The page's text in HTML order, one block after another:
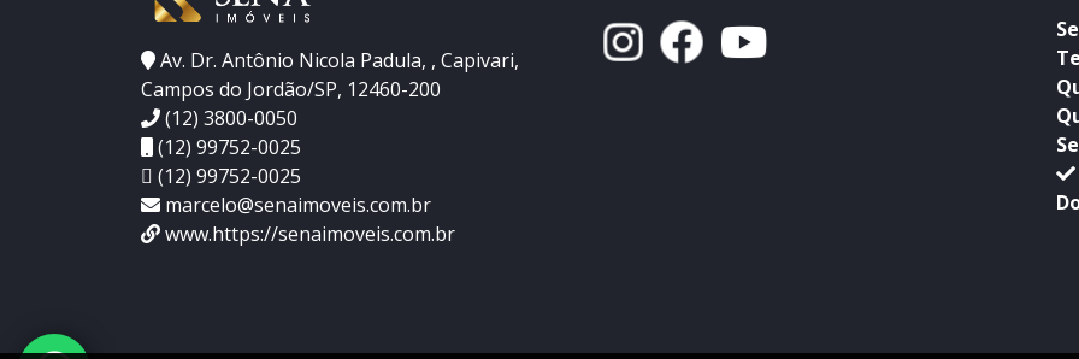
Av. Dr. Antônio Nicola Padula, , Capivari,
Campos do Jordão/SP, 12460-200
(12) 3800-0050
(12) 99752-0025
(12) 99752-0025
marcelo@senaimoveis.com.br
www.https://senaimoveis.com.br